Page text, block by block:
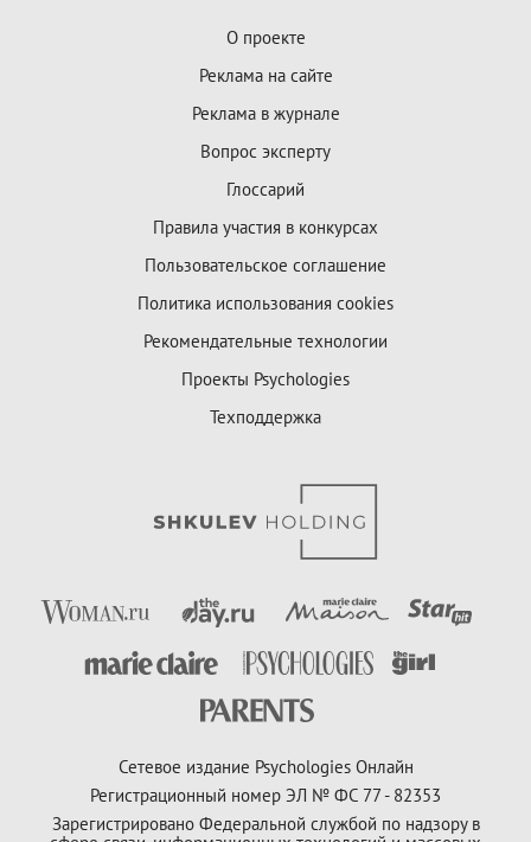
О проекте
Реклама на сайте
Реклама в журнале
Вопрос эксперту
Глоссарий
Правила участия в конкурсах
Пользовательское соглашение
Политика использования cookies
Рекомендательные технологии
Проекты Psychologies
Техподдержка
Сетевое издание Psychologies Онлайн
Регистрационный номер ЭЛ № ФС 77 - 82353
Зарегистрировано Федеральной службой по надзору в